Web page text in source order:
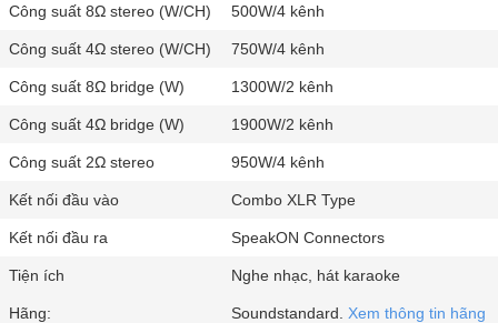
Công suất 8Ω stereo (W/CH) 500W/4 kênh
Công suất 4Ω stereo (W/CH) 750W/4 kênh
Công suất 8Ω bridge (W) 1300W/2 kênh
Công suất 4Ω bridge (W) 1900W/2 kênh
Công suất 2Ω stereo 950W/4 kênh
Kết nối đầu vào Combo XLR Type
Kết nối đầu ra SpeakON Connectors
Tiện ích Nghe nhạc, hát karaoke
Hãng: Soundstandard. Xem thông tin hãng